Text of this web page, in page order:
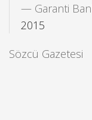
— Garanti
2015
Sözcü Gazetesi